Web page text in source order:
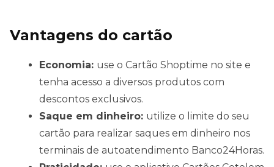
Vantagens do cartão
Economia: use o Cartão Shoptime no site e
tenha acesso a diversos produtos com
descontos exclusivos.
Saque em dinheiro: utilize o limite do seu
cartão para realizar saques em dinheiro nos
terminais de autoatendimento Banco24Horas.